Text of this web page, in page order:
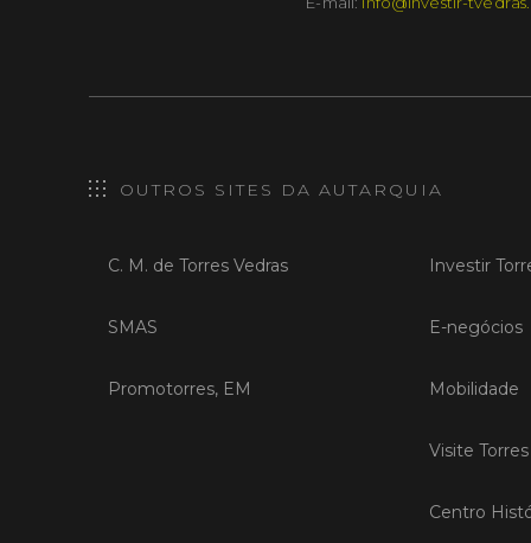
OUTROS SITES DA AUTARQUIA
C. M. de Torres Vedras
SMAS
Promotorres, EM
Investir
E-negócios
Mobilidade
Visite
Centro